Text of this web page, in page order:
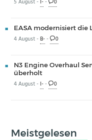
5 August - I-- 0
EASA modernisiert
4 August -B-- 0
N3 Engine Overhaul
überholt
4 August - I-- 0
Meistgelesen